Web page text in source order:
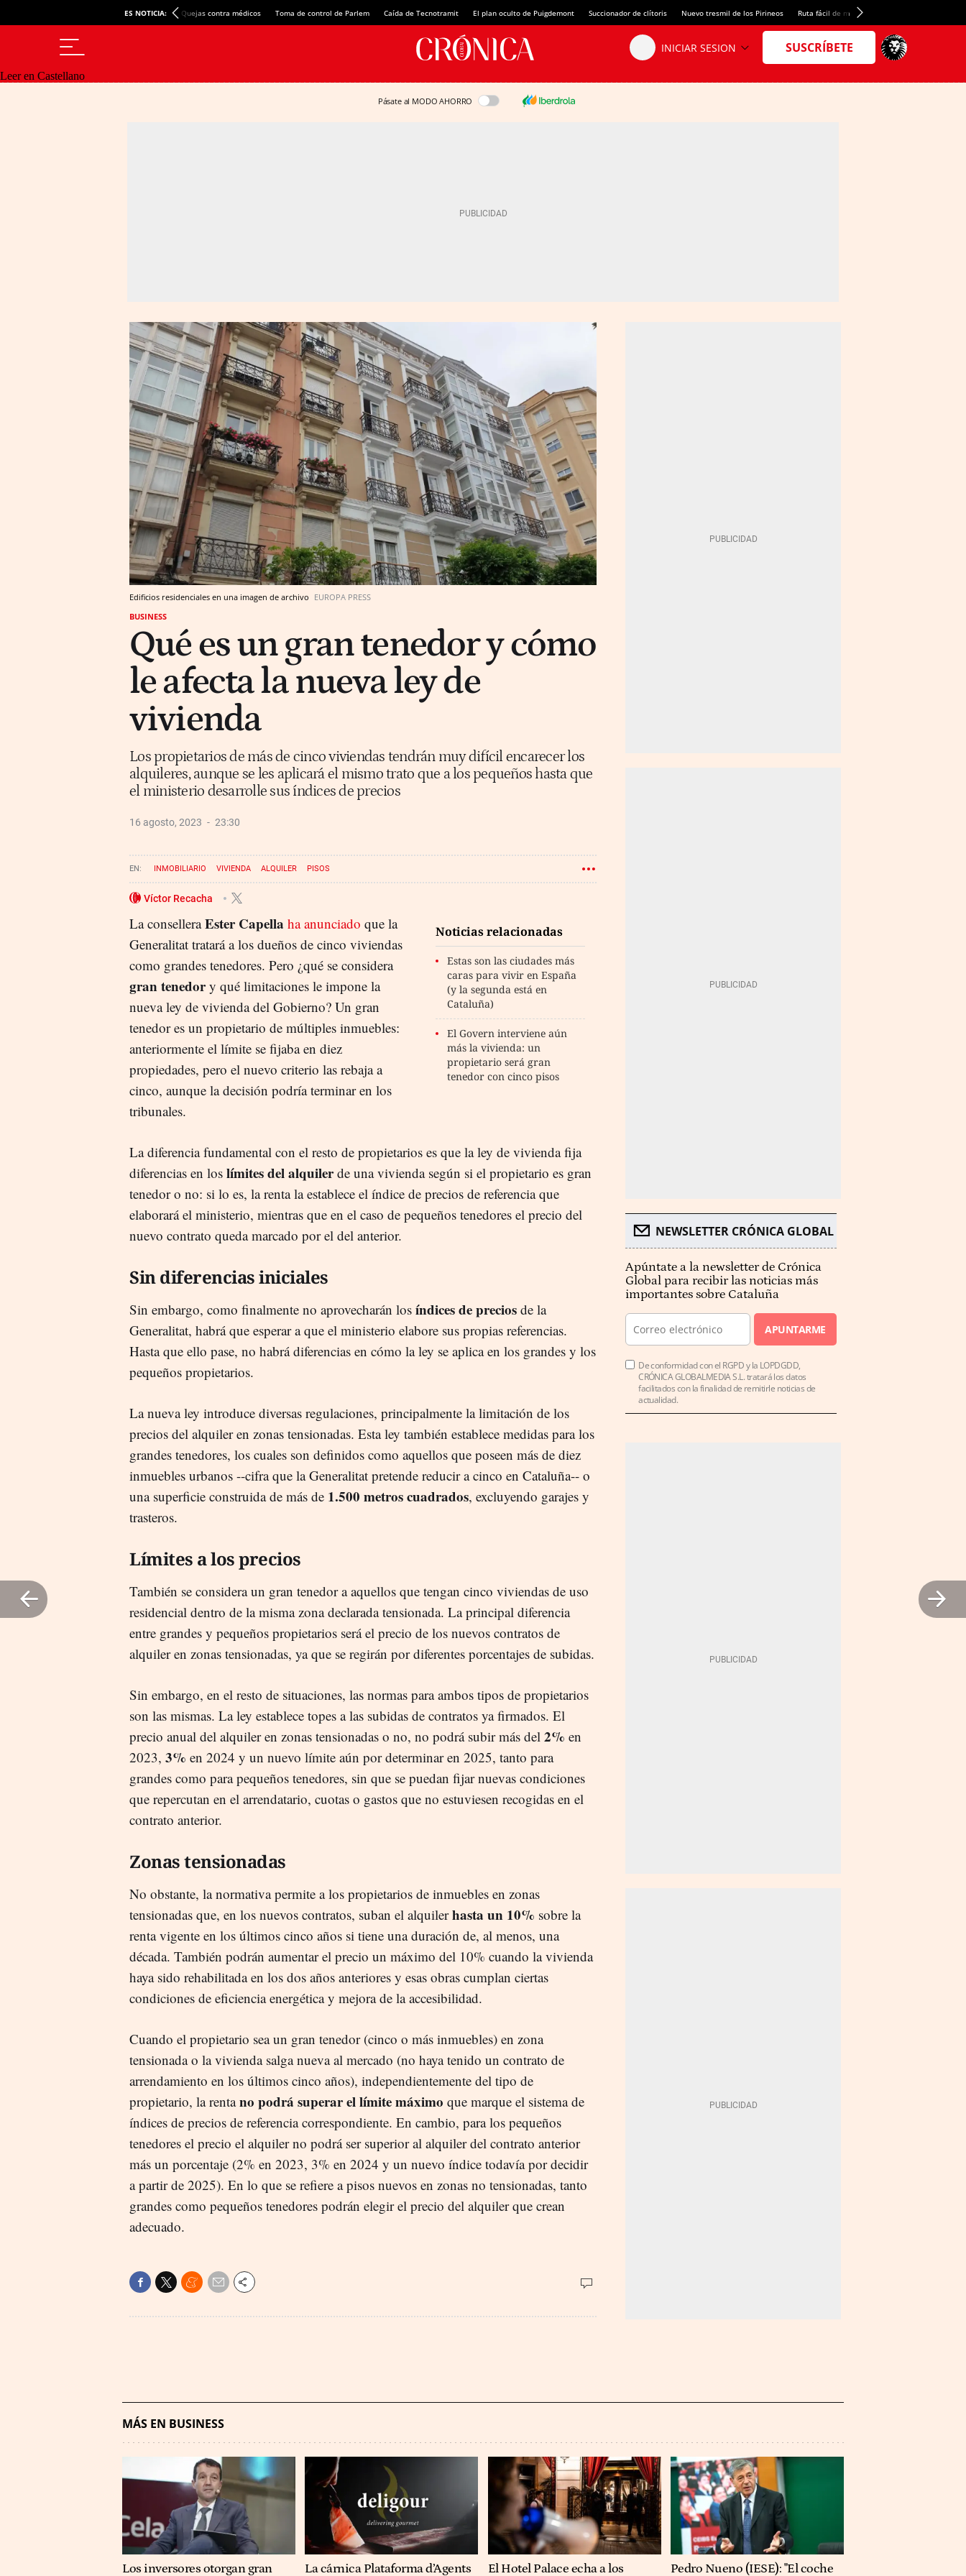
ES NOTICIA: Quejas contra médicos Toma de control de Parlem Caída de Tecnotramit El plan oculto de Puigdemont Succionador de clítoris Nuevo tresmil de los Pirineos Ruta fácil de montaña
Leer en Castellano
Pásate al MODO AHORRO
Edificios residenciales en una imagen de archivo EUROPA PRESS
BUSINESS
Qué es un gran tenedor y cómo
le afecta la nueva ley de
vivienda
Los propietarios de más de cinco viviendas tendrán muy difícil encarecer los
alquileres, aunque se les aplicará el mismo trato que a los pequeños hasta que
el ministerio desarrolle sus índices de precios
16 agosto, 2023 23:30
INMOBILIARIO VIVIENDA ALQUILER PISOS
Víctor Recacha
Noticias relacionadas
Estas son las ciudades más
caras para vivir en España
(y la segunda está en
Cataluña)
El Govern interviene aún
más la vivienda: un
propietario será gran
tenedor con cinco pisos
La conselleraEster Capella ha anunciado que la
Generalitat tratará a los dueños de cinco viviendas
como grandes tenedores. Pero ¿qué se considera
gran tenedory qué limitaciones le impone la
nueva ley de vivienda del Gobierno? Un gran
tenedor es un propietario de múltiples inmuebles:
anteriormente el límite se fijaba en diez
propiedades, pero el nuevo criterio las rebaja a
cinco, aunque la decisión podría terminar en los
tribunales.
La diferencia fundamental con el resto de propietarios es que la ley de vivienda fija
diferencias en los límites del alquilerde una vivienda según si el propietario es gran
tenedor o no: si lo es, la renta la establece el índice de precios de referencia que
elaborará el ministerio, mientras que en el caso de pequeños tenedores el precio del
nuevo contrato queda marcado por el del anterior.
Sin diferencias iniciales
Sin embargo, como finalmente no aprovecharán los índices de precios de la
Generalitat, habrá que esperar a que el ministerio elabore sus propias referencias.
Hasta que ello pase, no habrá diferencias en cómo la ley se aplica en los grandes y los
pequeños propietarios.
La nueva ley introduce diversas regulaciones, principalmente la limitación de los
precios del alquiler en zonas tensionadas. Esta ley también establece medidas para los
grandes tenedores, los cuales son definidos como aquellos que poseen más de diez
inmuebles urbanos --cifra que la Generalitat pretende reducir a cinco en Cataluña-- o
una superficie construida de más de 1.500 metros cuadrados, excluyendo garajes y
trasteros.
Límites a los precios
También se considera un gran tenedor a aquellos que tengan cinco viviendas de uso
residencial dentro de la misma zona declarada tensionada. La principal diferencia
entre grandes y pequeños propietarios será el precio de los nuevos contratos de
alquiler en zonas tensionadas, ya que se regirán por diferentes porcentajes de subidas.
Sin embargo, en el resto de situaciones, las normas para ambos tipos de propietarios
son las mismas. La ley establece topes a las subidas de contratos ya firmados. El
precio anual del alquiler en zonas tensionadas o no, no podrá subir más del 2% en
2023, 3% en 2024 y un nuevo límite aún por determinar en 2025, tanto para
grandes como para pequeños tenedores, sin que se puedan fijar nuevas condiciones
que repercutan en el arrendatario, cuotas o gastos que no estuviesen recogidas en el
contrato anterior.
Zonas tensionadas
No obstante, la normativa permite a los propietarios de inmuebles en zonas
tensionadas que, en los nuevos contratos, suban el alquilerhasta un 10% sobre la
renta vigente en los últimos cinco años si tiene una duración de, al menos, una
década. También podrán aumentar el precio un máximo del 10% cuando la vivienda
haya sido rehabilitada en los dos años anteriores y esas obras cumplan ciertas
condiciones de eficiencia energética y mejora de la accesibilidad.
Cuando el propietario sea un gran tenedor (cinco o más inmuebles) en zona
tensionada o la vivienda salga nueva al mercado (no haya tenido un contrato de
arrendamiento en los últimos cinco años), independientemente del tipo de
propietario, la rentano podrá superar el límite máximo que marque el sistema de
índices de precios de referencia correspondiente. En cambio, para los pequeños
tenedores el precio el alquiler no podrá ser superior al alquiler del contrato anterior
más un porcentaje (2% en 2023, 3% en 2024 y un nuevo índice todavía por decidir
a partir de 2025). En lo que se refiere a pisos nuevos en zonas no tensionadas, tanto
grandes como pequeños tenedores podrán elegir el precio del alquiler que crean
adecuado.
NEWSLETTER CRÓNICA GLOBAL
Apúntate a la newsletter de Crónica
Global para recibir las noticias más
importantes sobre Cataluña
APUNTARME
De conformidad con el RGPD y la LOPDGDD,
CRÓNICA GLOBALMEDIA S.L. tratará los datos
facilitados con la finalidad de remitirle noticias de
actualidad.
MÁS EN BUSINESS
Los inversores otorgan gran
La cárnica Plataforma d’Agents
El Hotel Palace echa a los
Pedro Nueno (IESE): "El coche